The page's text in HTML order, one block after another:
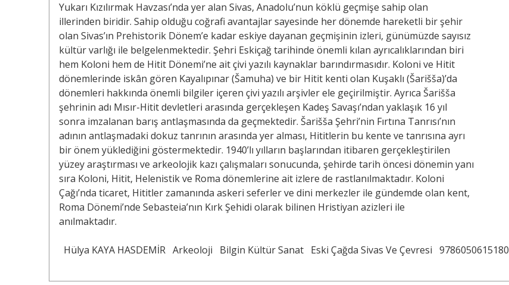
Yukarı Kızılırmak Havzası’nda yer alan Sivas, Anadolu’nun köklü geçmişe sahip olan
illerinden biridir. Sahip olduğu coğrafi avantajlar sayesinde her dönemde hareketli bir şehir
olan Sivas’ın Prehistorik Dönem’e kadar eskiye dayanan geçmişinin izleri, günümüzde sayısız
kültür varlığı ile belgelenmektedir. Şehri Eskiçağ tarihinde önemli kılan ayrıcalıklarından biri
hem Koloni hem de Hitit Dönemi’ne ait çivi yazılı kaynaklar barındırmasıdır. Koloni ve Hitit
dönemlerinde iskân gören Kayalıpınar (Šamuha) ve bir Hitit kenti olan Kuşaklı (Šarišša)’da
dönemleri hakkında önemli bilgiler içeren çivi yazılı arşivler ele geçirilmiştir. Ayrıca Šarišša
şehrinin adı Mısır-Hitit devletleri arasında gerçekleşen Kadeş Savaşı’ndan yaklaşık 16 yıl
sonra imzalanan barış antlaşmasında da geçmektedir. Šarišša Şehri’nin Fırtına Tanrısı’nın
adının antlaşmadaki dokuz tanrının arasında yer alması, Hititlerin bu kente ve tanrısına ayrı
bir önem yüklediğini göstermektedir. 1940’lı yılların başlarından itibaren gerçekleştirilen
yüzey araştırması ve arkeolojik kazı çalışmaları sonucunda, şehirde tarih öncesi dönemin yanı
sıra Koloni, Hitit, Helenistik ve Roma dönemlerine ait izlere de rastlanılmaktadır. Koloni
Çağı’nda ticaret, Hititler zamanında askeri seferler ve dini merkezler ile gündemde olan kent,
Roma Dönemi’nde Sebasteia’nın Kırk Şehidi olarak bilinen Hristiyan azizleri ile
anılmaktadır.
Hülya KAYA HASDEMİR Arkeoloji Bilgin Kültür Sanat Eski Çağda Sivas Ve Çevresi 9786050615180